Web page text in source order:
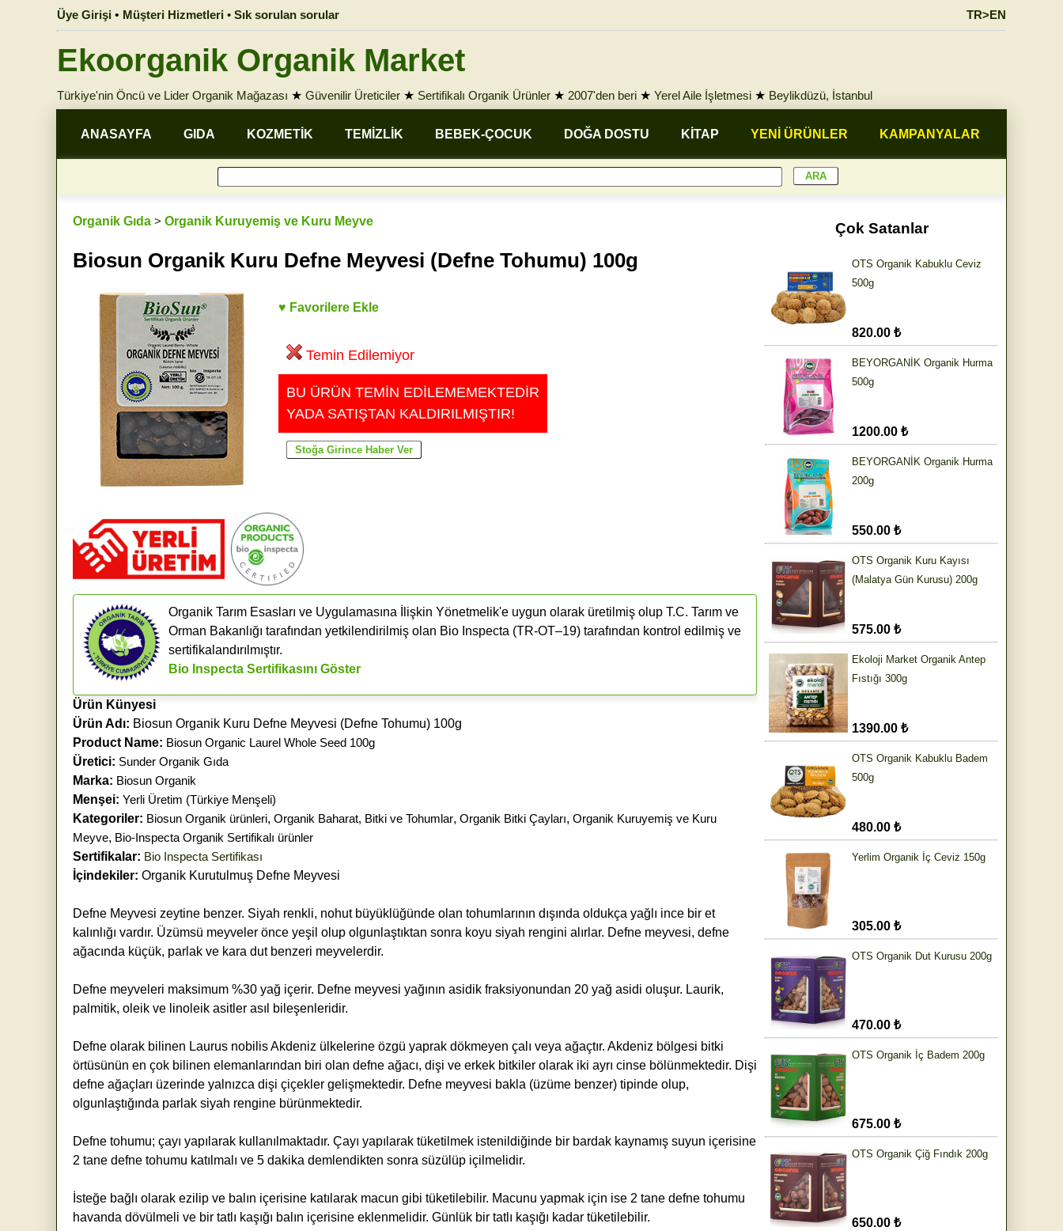
Üye Girişi • Müşteri Hizmetleri • Sık sorulan sorular TR>EN
Ekoorganik Organik Market
Türkiye'nin Öncü ve Lider Organik Mağazası ★ Güvenilir Üreticiler ★ Sertifikalı Organik Ürünler ★ 2007'den beri ★ Yerel Aile İşletmesi ★ Beylikdüzü, İstanbul
ANASAYFA GIDA KOZMETİK TEMİZLİK BEBEK-ÇOCUK DOĞA DOSTU KİTAP YENİ ÜRÜNLER KAMPANYALAR
Organik Gıda > Organik Kuruyemiş ve Kuru Meyve
Biosun Organik Kuru Defne Meyvesi (Defne Tohumu) 100g
♥ Favorilere Ekle
Temin Edilemiyor
BU ÜRÜN TEMİN EDİLEMEMEKTEDİR
YADA SATIŞTAN KALDIRILMIŞTIR!
Organik Tarım Esasları ve Uygulamasına İlişkin Yönetmelik'e uygun olarak üretilmiş olup T.C. Tarım ve
Orman Bakanlığı tarafından yetkilendirilmiş olan Bio Inspecta (​TR-OT–19) tarafından kontrol edilmiş ve
sertifikalandırılmıştır.
Bio Inspecta Sertifikasını Göster
Ürün Künyesi
Ürün Adı: Biosun Organik Kuru Defne Meyvesi (Defne Tohumu) 100g
Product Name: Biosun Organic Laurel Whole Seed 100g
Üretici: Sunder Organik Gıda
Marka: Biosun Organik
Menşei: Yerli Üretim (Türkiye Menşeli)
Kategoriler: Biosun Organik ürünleri, Organik Baharat, Bitki ve Tohumlar, Organik Bitki Çayları, Organik Kuruyemiş ve Kuru
Meyve, Bio-Inspecta Organik Sertifikalı ürünler
Sertifikalar: Bio Inspecta Sertifikası
İçindekiler: Organik Kurutulmuş Defne Meyvesi
Defne Meyvesi zeytine benzer. Siyah renkli, nohut büyüklüğünde olan tohumlarının dışında oldukça yağlı ince bir et
kalınlığı vardır. Üzümsü meyveler önce yeşil olup olgunlaştıktan sonra koyu siyah rengini alırlar. Defne meyvesi, defne
ağacında küçük, parlak ve kara dut benzeri meyvelerdir.
Defne meyveleri maksimum %30 yağ içerir. Defne meyvesi yağının asidik fraksiyonundan 20 yağ asidi oluşur. Laurik,
palmitik, oleik ve linoleik asitler asıl bileşenleridir.
Defne olarak bilinen Laurus nobilis Akdeniz ülkelerine özgü yaprak dökmeyen çalı veya ağaçtır. Akdeniz bölgesi bitki
örtüsünün en çok bilinen elemanlarından biri olan defne ağacı, dişi ve erkek bitkiler olarak iki ayrı cinse bölünmektedir. Dişi
defne ağaçları üzerinde yalnızca dişi çiçekler gelişmektedir. Defne meyvesi bakla (üzüme benzer) tipinde olup,
olgunlaştığında parlak siyah rengine bürünmektedir.
Defne tohumu; çayı yapılarak kullanılmaktadır. Çayı yapılarak tüketilmek istenildiğinde bir bardak kaynamış suyun içerisine
2 tane defne tohumu katılmalı ve 5 dakika demlendikten sonra süzülüp içilmelidir.
İsteğe bağlı olarak ezilip ve balın içerisine katılarak macun gibi tüketilebilir. Macunu yapmak için ise 2 tane defne tohumu
havanda dövülmeli ve bir tatlı kaşığı balın içerisine eklenmelidir. Günlük bir tatlı kaşığı kadar tüketilebilir.
Çok Satanlar
OTS Organik Kabuklu Ceviz
500g
820.00 ₺
BEYORGANİK Organik Hurma
500g
1200.00 ₺
BEYORGANİK Organik Hurma
200g
550.00 ₺
OTS Organik Kuru Kayısı
(Malatya Gün Kurusu) 200g
575.00 ₺
Ekoloji Market Organik Antep
Fıstığı 300g
1390.00 ₺
OTS Organik Kabuklu Badem
500g
480.00 ₺
Yerlim Organik İç Ceviz 150g
305.00 ₺
OTS Organik Dut Kurusu 200g
470.00 ₺
OTS Organik İç Badem 200g
675.00 ₺
OTS Organik Çiğ Fındık 200g
650.00 ₺